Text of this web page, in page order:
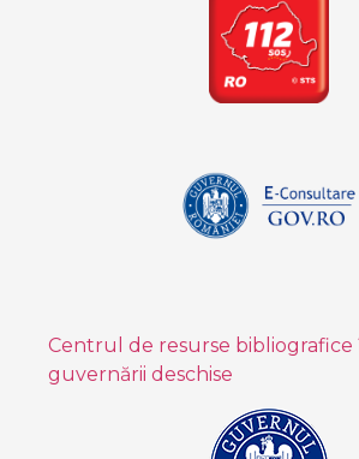
Centrul de resurse bibliografice
guvernării deschise